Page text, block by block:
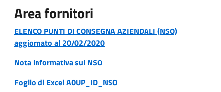
Area fornitori
ELENCO PUNTI DI CONSEGNA AZIENDALI (NSO)
aggiornato al 20/02/2020
Nota informativa sul NSO
Foglio di Excel AOUP_ID_NSO